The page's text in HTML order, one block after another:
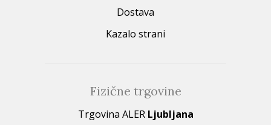
Dostava
Kazalo strani
Fizične trgovine
Trgovina ALER Ljubljana